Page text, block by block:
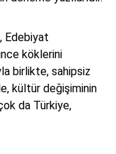
Edebiyat
köklerini
birlikte, sahipsiz
kültür değişiminin
da Türkiye,